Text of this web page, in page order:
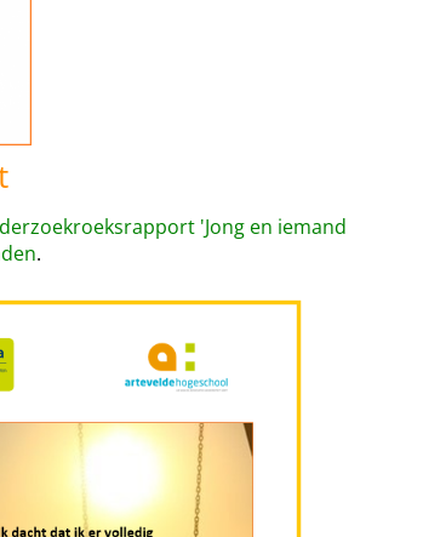
'Jong en iemand
.